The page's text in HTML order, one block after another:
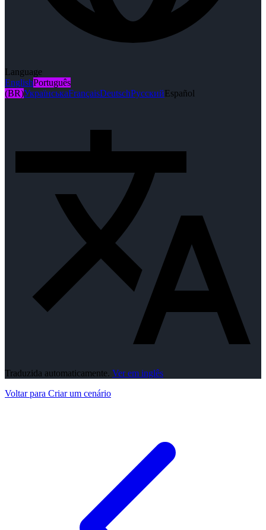
Language
EnglishPortuguês
(BR)УкраїнськаFrançaisDeutschРусскийEspañol
Traduzida automaticamente. Ver em inglês
Voltar para Criar um cenário